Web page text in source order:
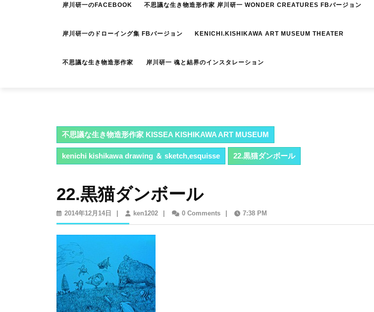
岸川研一のFACEBOOK 不思議な生き物造形作家 岸川研一 WONDER CREATURES FBバージョン
岸川研一のドローイング集 FBバージョン KENICHI.KISHIKAWA ART MUSEUM THEATER
不思議な生き物造形作家 岸川研一 魂と結界のインスタレーション
不思議な生き物造形作家 KISSEA KISHIKAWA ART MUSEUM
kenichi kishikawa drawing ＆ sketch,esquisse 22.黒猫ダンボール
22.黒猫ダンボール
2014年12月14日
2014
年
ken1202ken12020 Comments 7:38 PM